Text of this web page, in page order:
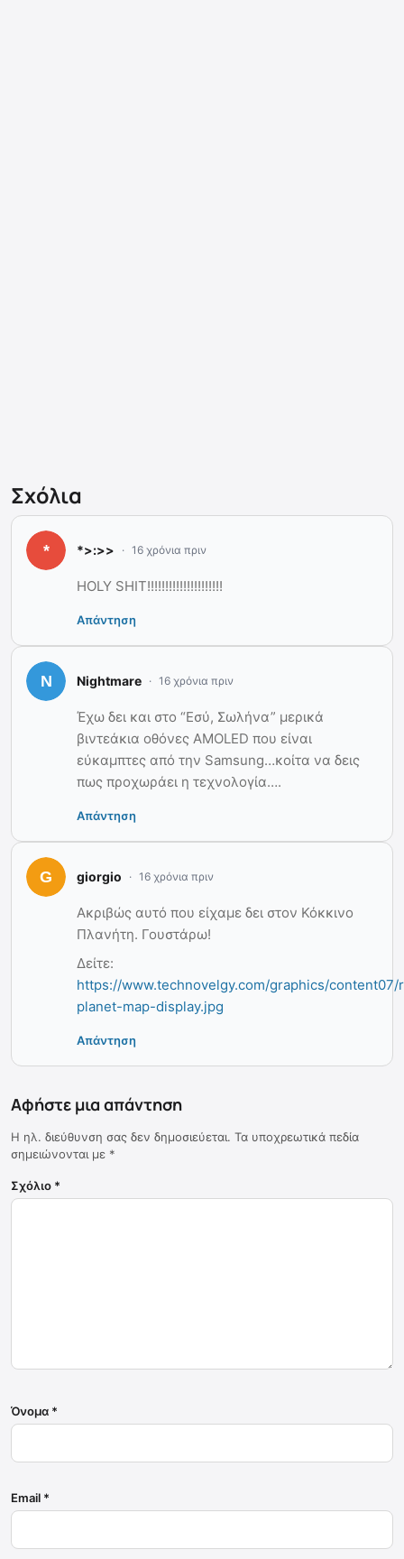
Σχόλια
*>:>> 16 χρόνια πριν
HOLY SHIT!!!!!!!!!!!!!!!!!!!!!
Απάντηση
Nightmare 16 χρόνια πριν
Έχω δει και στο “Εσύ, Σωλήνα” μερικά
βιντεάκια οθόνες AMOLED που είναι
εύκαμπτες από την Samsung…κοίτα να δεις
πως προχωράει η τεχνολογία….
Απάντηση
giorgio 16 χρόνια πριν
Ακριβώς αυτό που είχαμε δει στον Κόκκινο
Πλανήτη. Γουστάρω!
Δείτε:
https://www.technovelgy.com/graphics/content07/
planet-map-display.jpg
Απάντηση
Αφήστε μια απάντηση
Η ηλ. διεύθυνση σας δεν δημοσιεύεται. Τα υποχρεωτικά πεδία
σημειώνονται με *
Σχόλιο *
Όνομα *
Email *